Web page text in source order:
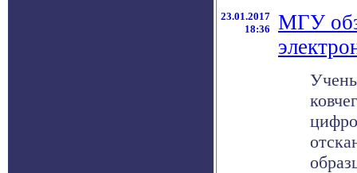
23.01.2017
18:36
МГУ